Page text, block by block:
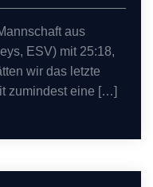
aus
ESV) mit 25:18,
wir das letzte
zumindest eine […]